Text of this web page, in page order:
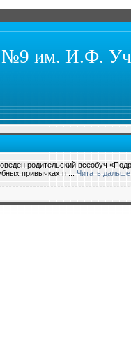
им. И.Ф.
родительский всеобуч
привычках п
Читать